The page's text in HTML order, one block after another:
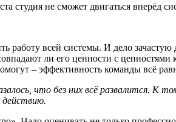
студия не сможет двигаться вперёд
работу всей системы. И дело
ли его ценности с
– эффективность команды всё
что без них всё развалится. К
действию.